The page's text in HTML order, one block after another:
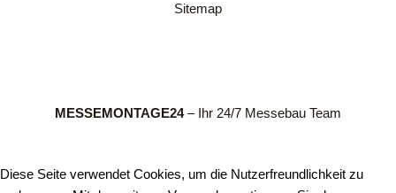
Sitemap
MESSEMONTAGE24– Ihr 24/7 Messebau Team
Diese Seite verwendet Cookies, um die Nutzerfreundlichkeit zu